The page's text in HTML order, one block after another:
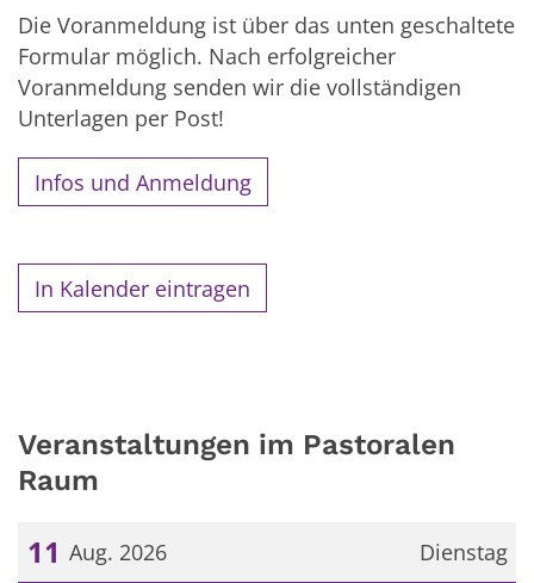
Die Voranmeldung ist über das unten geschaltete
Formular möglich. Nach erfolgreicher
Voranmeldung senden wir die vollständigen
Unterlagen per Post!
Infos und Anmeldung
In Kalender eintragen
Veranstaltungen im Pastoralen
Raum
Dienstag
11 Aug. 2026